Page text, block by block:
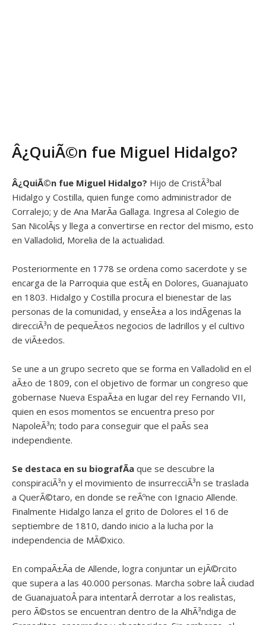
Â¿QuiÃ©n fue Miguel Hidalgo?
Â¿QuiÃ©n fue Miguel Hidalgo? Hijo de CristÃ³bal
Hidalgo y Costilla, quien funge como administrador de
Corralejo; y de Ana MarÃ­a Gallaga. Ingresa al Colegio de
San NicolÃ¡s y llega a convertirse en rector del mismo, esto
en Valladolid, Morelia de la actualidad.
Posteriormente en 1778 se ordena como sacerdote y se
encarga de la Parroquia que estÃ¡ en Dolores, Guanajuato
en 1803. Hidalgo y Costilla procura el bienestar de las
personas de la comunidad, y enseÃ±a a los indÃ­genas la
direcciÃ³n de pequeÃ±os negocios de ladrillos y el cultivo
de viÃ±edos.
Se une a un grupo secreto que se forma en Valladolid en el
aÃ±o de 1809, con el objetivo de formar un congreso que
gobernase Nueva EspaÃ±a en lugar del rey Fernando VII,
quien en esos momentos se encuentra preso por
NapoleÃ³n; todo para conseguir que el paÃ­s sea
independiente.
Se destaca en su biografÃ­a que se descubre la
conspiraciÃ³n y el movimiento de insurrecciÃ³n se traslada
a QuerÃ©taro, en donde se reÃºne con Ignacio Allende.
Finalmente Hidalgo lanza el grito de Dolores el 16 de
septiembre de 1810, dando inicio a la lucha por la
independencia de MÃ©xico.
En compaÃ±Ã­a de Allende, logra conjuntar un ejÃ©rcito
que supera a las 40.000 personas. Marcha sobre laÂ ciudad
de GuanajuatoÂ para intentarÂ derrotar a los realistas,
pero Ã©stos se encuentran dentro de la AlhÃ³ndiga de